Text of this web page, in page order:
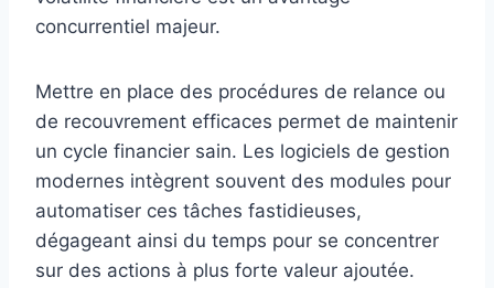
concurrentiel majeur.
Mettre en place des procédures de relance ou
de recouvrement efficaces permet de maintenir
un cycle financier sain. Les logiciels de gestion
modernes intègrent souvent des modules pour
automatiser ces tâches fastidieuses,
dégageant ainsi du temps pour se concentrer
sur des actions à plus forte valeur ajoutée.